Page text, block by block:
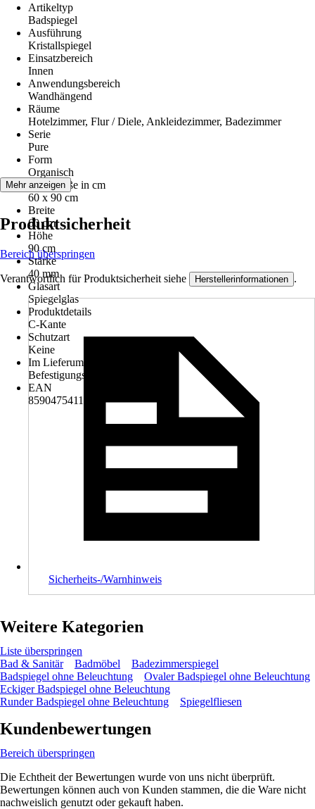
Artikeltyp
Badspiegel
Ausführung
Kristallspiegel
Einsatzbereich
Innen
Anwendungsbereich
Wandhängend
Räume
Hotelzimmer, Flur / Diele, Ankleidezimmer, Badezimmer
Serie
Pure
Form
Organisch
Nenngröße in cm
60 x 90 cm
Breite
60 cm
Höhe
90 cm
Stärke
40 mm
Glasart
Spiegelglas
Produktdetails
C-Kante
Schutzart
Keine
Im Lieferumfang enthalten
Befestigungsmaterial
EAN
8590475411569
Mehr anzeigen
Produktsicherheit
Bereich überspringen
Verantwortlich für Produktsicherheit siehe Herstellerinformationen .
Sicherheits-/Warnhinweis
Weitere Kategorien
Liste überspringen
Bad & Sanitär
Badmöbel
Badezimmerspiegel
Badspiegel ohne Beleuchtung
Ovaler Badspiegel ohne Beleuchtung
Eckiger Badspiegel ohne Beleuchtung
Runder Badspiegel ohne Beleuchtung
Spiegelfliesen
Kundenbewertungen
Bereich überspringen
Die Echtheit der Bewertungen wurde von uns nicht überprüft.
Bewertungen können auch von Kunden stammen, die die Ware nicht
nachweislich genutzt oder gekauft haben.